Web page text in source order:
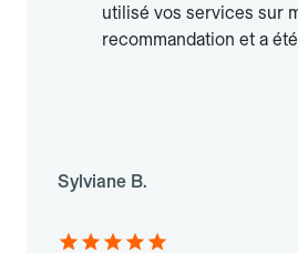
utilisé vos services sur
recommandation et a
Sylviane B.